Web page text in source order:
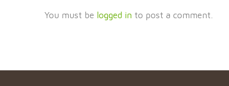
You must be logged in to post a comment.